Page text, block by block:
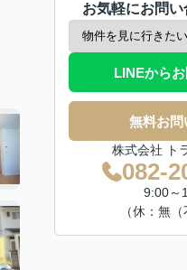
お気軽にお問
LINEから
無料お問
株式会社 ト
082-
9:00～
（休：無（